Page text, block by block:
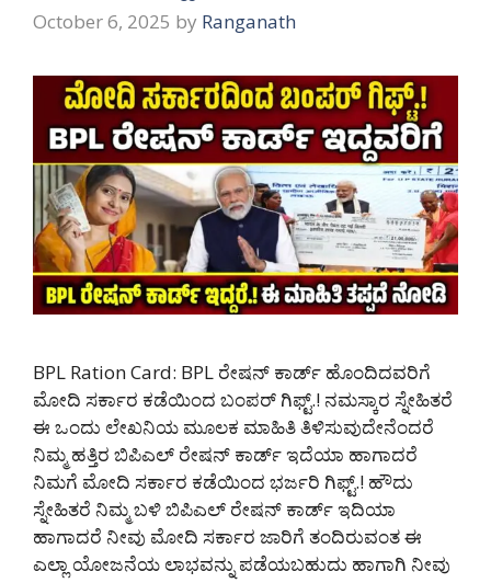
October 6, 2025 by Ranganath
BPL Ration Card: BPL ರೇಷನ್ ಕಾರ್ಡ್ ಹೊಂದಿದವರಿಗೆ
ಮೋದಿ ಸರ್ಕಾರ ಕಡೆಯಿಂದ ಬಂಪರ್ ಗಿಫ್ಟ್.! ನಮಸ್ಕಾರ ಸ್ನೇಹಿತರೆ
ಈ ಒಂದು ಲೇಖನಿಯ ಮೂಲಕ ಮಾಹಿತಿ ತಿಳಿಸುವುದೇನೆಂದರೆ
ನಿಮ್ಮ ಹತ್ತಿರ ಬಿಪಿಎಲ್ ರೇಷನ್ ಕಾರ್ಡ್ ಇದೆಯಾ ಹಾಗಾದರೆ
ನಿಮಗೆ ಮೋದಿ ಸರ್ಕಾರ ಕಡೆಯಿಂದ ಭರ್ಜರಿ ಗಿಫ್ಟ್.! ಹೌದು
ಸ್ನೇಹಿತರೆ ನಿಮ್ಮ ಬಳಿ ಬಿಪಿಎಲ್ ರೇಷನ್ ಕಾರ್ಡ್ ಇದಿಯಾ
ಹಾಗಾದರೆ ನೀವು ಮೋದಿ ಸರ್ಕಾರ ಜಾರಿಗೆ ತಂದಿರುವಂತ ಈ
ಎಲ್ಲಾ ಯೋಜನೆಯ ಲಾಭವನ್ನು ಪಡೆಯಬಹುದು ಹಾಗಾಗಿ ನೀವು